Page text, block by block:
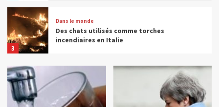
3
Dans le monde
Des chats utilisés comme torches
incendiaires en Italie
4
Dans le monde
Un baril de pétrole à plus de 100 dollars,